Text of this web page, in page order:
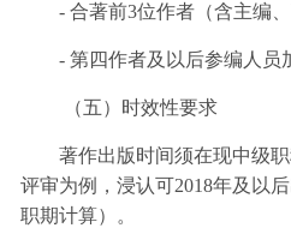
- 合著前3位作者（含主编、
- 第四作者及以后参编人员
（五）时效性要求
著作出版时间须在现中级
评审为例，浸认可2018年及以
职期计算）。